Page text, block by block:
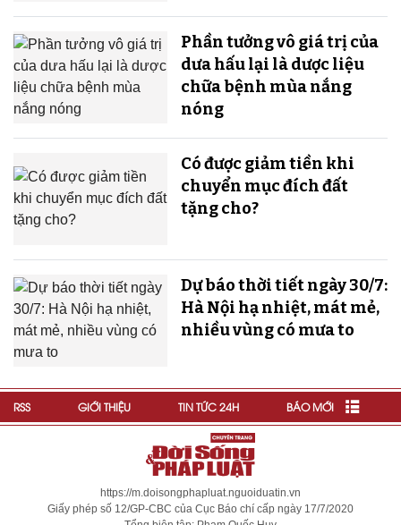
Phần tưởng vô giá trị của
dưa hấu lại là dược liệu
chữa bệnh mùa nắng
nóng
Có được giảm tiền khi
chuyển mục đích đất
tặng cho?
Dự báo thời tiết ngày 30/7:
Hà Nội hạ nhiệt, mát mẻ,
nhiều vùng có mưa to
RSS GIỚI THIỆU TIN TỨC 24H BÁO MỚI
https://m.doisongphapluat.nguoiduatin.vn
Giấy phép số 12/GP-CBC của Cục Báo chí cấp ngày 17/7/2020